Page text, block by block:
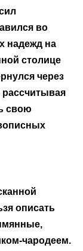
во
надежд на
столице
через
рассчитывая
свою
описать
чародеем.